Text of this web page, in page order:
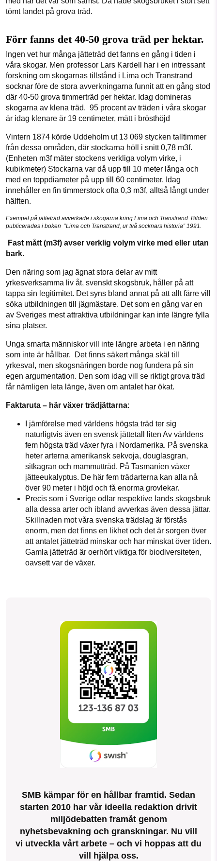
tömt landet på grova träd.
Förr fanns det 40-50 grova träd per hektar.
Ingen vet hur många jätteträd det fanns en gång i tiden i
våra skogar. Men professor Lars Kardell har i en intressant
forskning om skogarnas tillstånd i Lima och Transtrand
socknar före de stora avverkningarna funnit att en gång stod
där 40-50 grova timmerträd per hektar. Idag domineras
skogarna av klena träd. 95 procent av träden i våra skogar
är idag klenare är 19 centimeter, mätt i brösthöjd
Vintern 1874 körde Uddeholm ut 13 069 stycken talltimmer
från dessa områden, där stockarna höll i snitt 0,78 m3f.
(Enheten m3f mäter stockens verkliga volym virke, i
kubikmeter) Stockarna var då upp till 10 meter långa och
med en toppdiameter på upp till 60 centimeter. Idag
innehåller en fin timmerstock ofta 0,3 m3f, alltså långt under
hälften.
Exempel på jätteträd avverkade i skogarna kring Lima och Transtrand. Bilden
publicerades i boken ”Lima och Transtrand, ur två socknars historia” 1991.
Fast mått (m3f) avser verklig volym virke med eller utan
bark.
Den näring som jag ägnat stora delar av mitt
yrkesverksamma liv åt, svenskt skogsbruk, håller på att
tappa sin legitimitet. Det syns bland annat på att allt färre vill
söka utbildningen till jägmästare. Det som en gång var en
av Sveriges mest attraktiva utbildningar kan inte längre fylla
sina platser.
Unga smarta människor vill inte längre arbeta i en näring
som inte är hållbar. Det finns säkert många skäl till
yrkesval, men skogsnäringen borde nog fundera på sin
egen argumentation. Den som idag vill se riktigt grova träd
får nämligen leta länge, även om antalet har ökat.
Faktaruta – här växer trädjättarna:
I jämförelse med världens högsta träd ter sig
naturligtvis även en svensk jättetall liten Av världens
fem högsta träd växer fyra i Nordamerika. På svenska
heter arterna amerikansk sekvoja, douglasgran,
sitkagran och mammutträd. På Tasmanien växer
jätteeukalyptus. De här fem trädarterna kan alla nå
över 90 meter i höjd och få enorma grovlekar.
Precis som i Sverige odlar respektive lands skogsbruk
alla dessa arter och ibland avverkas även dessa jättar.
Skillnaden mot våra svenska trädslag är förstås
enorm, men det finns en likhet och det är sorgen över
att antalet jätteträd minskar och har minskat över tiden.
Gamla jätteträd är oerhört viktiga för biodiversiteten,
oavsett var de växer.
SMB kämpar för en hållbar framtid. Sedan
starten 2010 har vår ideella redaktion drivit
miljödebatten framåt genom
nyhetsbevakning och granskningar. Nu vill
vi utveckla vårt arbete – och vi hoppas att du
vill hjälpa oss.